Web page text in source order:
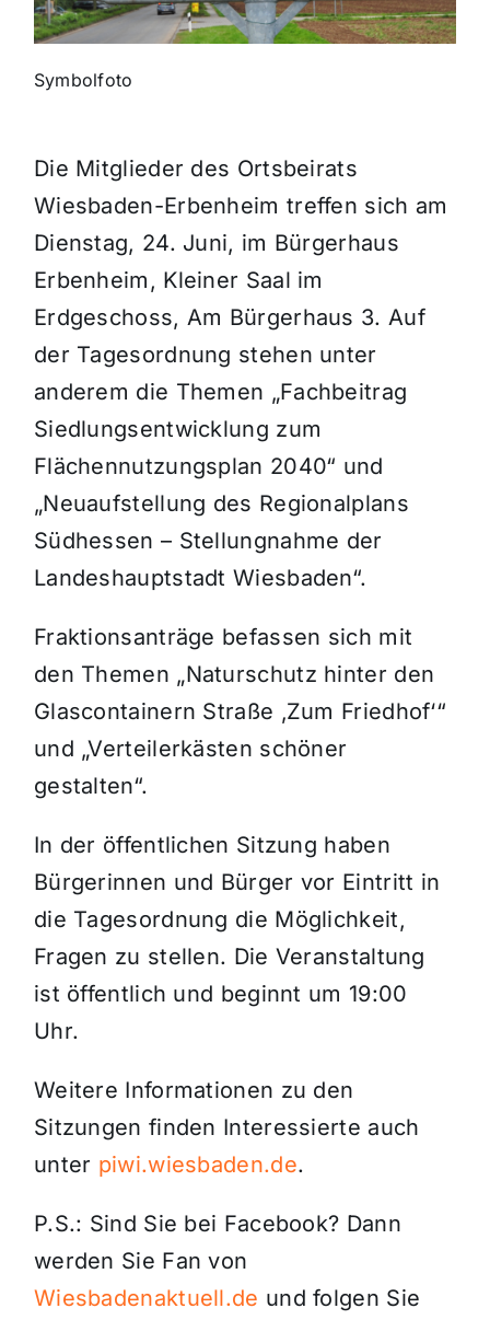
Symbolfoto
Die Mitglieder des Ortsbeirats
Wiesbaden-Erbenheim treffen sich am
Dienstag, 24. Juni, im Bürgerhaus
Erbenheim, Kleiner Saal im
Erdgeschoss, Am Bürgerhaus 3. Auf
der Tagesordnung stehen unter
anderem die Themen „Fachbeitrag
Siedlungsentwicklung zum
Flächennutzungsplan 2040“ und
„Neuaufstellung des Regionalplans
Südhessen – Stellungnahme der
Landeshauptstadt Wiesbaden“.
Fraktionsanträge befassen sich mit
den Themen „Naturschutz hinter den
Glascontainern Straße ‚Zum Friedhof‘“
und „Verteilerkästen schöner
gestalten“.
In der öffentlichen Sitzung haben
Bürgerinnen und Bürger vor Eintritt in
die Tagesordnung die Möglichkeit,
Fragen zu stellen. Die Veranstaltung
ist öffentlich und beginnt um 19:00
Uhr.
Weitere Informationen zu den
Sitzungen finden Interessierte auch
unter piwi.wiesbaden.de.
P.S.: Sind Sie bei Facebook? Dann
werden Sie Fan von
Wiesbadenaktuell.de und folgen Sie